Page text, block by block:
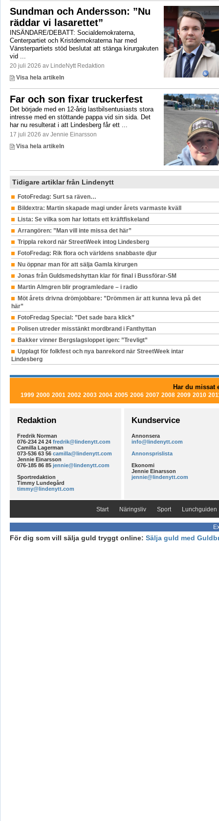
Sundman och Andersson: ”Nu
räddar vi lasarettet”
INSÄNDARE/DEBATT: Socialdemokraterna,
Centerpartiet och Kristdemokraterna har med
Vänsterpartiets stöd beslutat att stänga kirurgakuten
vid ...
20 juli 2026 av LindeNytt Redaktion
Visa hela artikeln
Far och son fixar truckerfest
Det började med en 12-årig lastbilsentusiasts stora
intresse med en stöttande pappa vid sin sida. Det
har nu resulterat i att Lindesberg får ett ...
17 juli 2026 av Jennie Einarsson
Visa hela artikeln
Tidigare artiklar från Lindenytt
FotoFredag: Surt sa räven…
Bildextra: Martin skapade magi under årets varmaste kväll
Lista: Se vilka som har lottats ett kräftfiskeland
Arrangören: ”Man vill inte missa det här”
Trippla rekord när StreetWeek intog Lindesberg
FotoFredag: Rik flora och världens snabbaste djur
Nu öppnar man för att sälja Gamla kirurgen
Jonas från Guldsmedshyttan klar för final i Bussförar-SM
Martin Almgren blir programledare – i radio
Möt årets drivna drömjobbare: ”Drömmen är att kunna leva på det
här”
FotoFredag Special: ”Det sade bara klick”
Polisen utreder misstänkt mordbrand i Fanthyttan
Bakker vinner Bergslagsloppet igen: ”Trevligt”
Upplagt för folkfest och nya banrekord när StreetWeek intar
Lindesberg
Har du missat
1999 2000 2001 2002 2003 2004 2005 2006 2007 2008 2009 2010
Redaktion
Fredrik Norman
076-234 24 24 fredrik@lindenytt.com
Camilla Lagerman
073-536 63 56 camilla@lindenytt.com
Jennie Einarsson
076-185 86 85 jennie@lindenytt.com
Sportredaktion
Timmy Lundegård
timmy@lindenytt.com
Kundservice
Annonsera
info@lindenytt.com
Annonsprislista
Ekonomi
Jennie Einarsson
jennie@lindenytt.com
Start Näringsliv Sport Lunchguiden
För dig som vill sälja guld tryggt online: Sälja guld med